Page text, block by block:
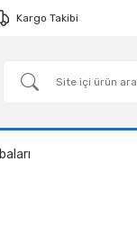
Kargo Takibi